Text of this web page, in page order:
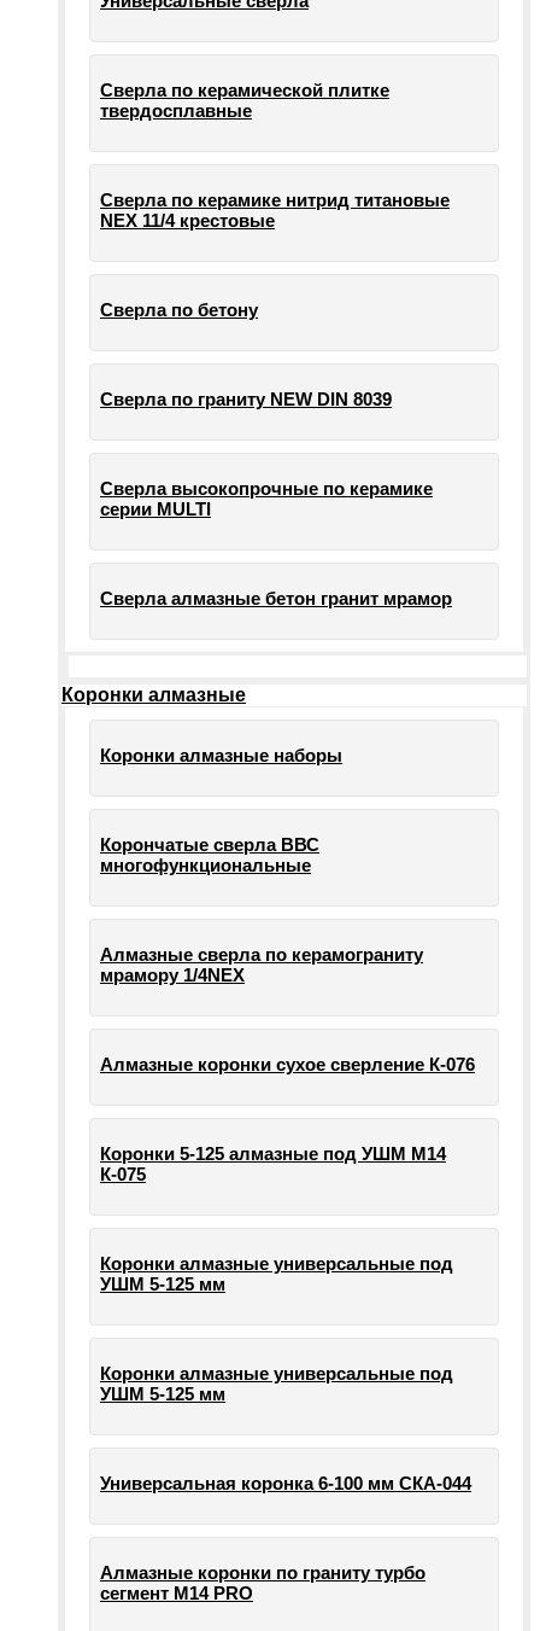
Сверла по керамической плитке
твердосплавные
Сверла по керамике нитрид титановые
NEX 11/4 крестовые
Сверла по бетону
Сверла по граниту NEW DIN 8039
Сверла высокопрочные по керамике
серии MULTI
Сверла алмазные бетон гранит мрамор
Коронки алмазные
Коронки алмазные наборы
Корончатые сверла ВВС
многофункциональные
Алмазные сверла по керамограниту
мрамору 1/4NEX
Алмазные коронки сухое сверление К-076
Коронки 5-125 алмазные под УШМ М14
К-075
Коронки алмазные универсальные под
УШМ 5-125 мм
Коронки алмазные универсальные под
УШМ 5-125 мм
Универсальная коронка 6-100 мм СКА-044
Алмазные коронки по граниту турбо
сегмент М14 PRO